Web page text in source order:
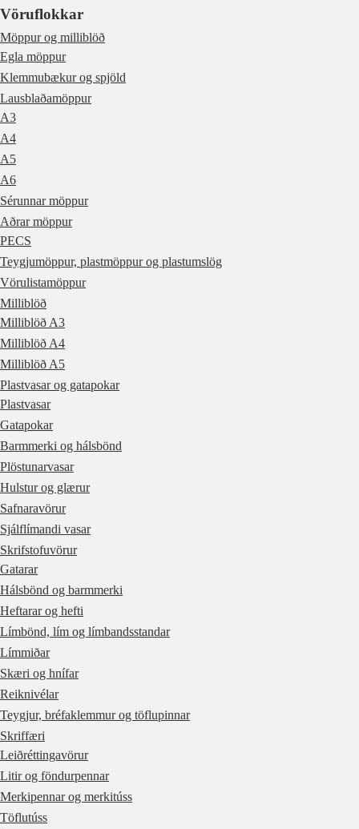
Vöruflokkar
Möppur og milliblöð
Egla möppur
Klemmubækur og spjöld
Lausblaðamöppur
A3
A4
A5
A6
Sérunnar möppur
Aðrar möppur
PECS
Teygjumöppur, plastmöppur og plastumslög
Vörulistamöppur
Milliblöð
Milliblöð A3
Milliblöð A4
Milliblöð A5
Plastvasar og gatapokar
Plastvasar
Gatapokar
Barmmerki og hálsbönd
Plöstunarvasar
Hulstur og glærur
Safnaravörur
Sjálflímandi vasar
Skrifstofuvörur
Gatarar
Hálsbönd og barmmerki
Heftarar og hefti
Límbönd, lím og límbandsstandar
Límmiðar
Skæri og hnífar
Reiknivélar
Teygjur, bréfaklemmur og töflupinnar
Skriffæri
Leiðréttingavörur
Litir og föndurpennar
Merkipennar og merkitúss
Töflutúss